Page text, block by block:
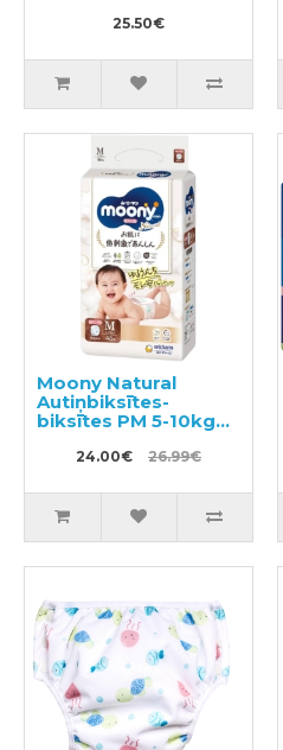
25.50€
Moony Natural
Autiņbiksītes-
biksītes PM 5-10kg
24.00€ 26.99€